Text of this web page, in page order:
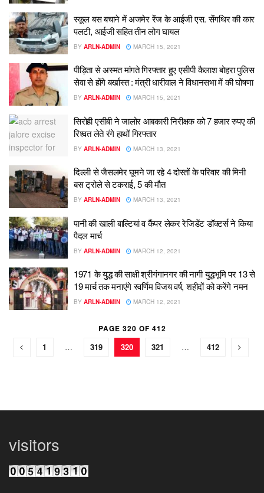
स्कूल बस बचाने में अजमेर रेंज के आईजी एस. सेंगथिर की कार
पलटी, आईजी सहित तीन लोग घायल
BY ARLN-ADMIN MARCH 15, 2021
पीड़िता से अस्मत मांगते गिरफ्तार हुए एसीपी कैलाश बोहरा पुलिस
सेवा से होंगे बर्खास्त : मंत्री धारीवाल ने विधानसभा में की घोषणा
BY ARLN-ADMIN MARCH 15, 2021
सिरोही एसीबी ने जालोर आबकारी निरीक्षक को 7 हजार रुपए की
रिश्वत लेते रंगे हाथों गिरफ्तार
BY ARLN-ADMIN MARCH 13, 2021
दिल्ली से जैसलमेर घूमने जा रहे 4 दोस्तों के परिवार की मिनी
बस ट्रोले से टकराई, 5 की मौत
BY ARLN-ADMIN MARCH 13, 2021
पानी की खाली बाल्टियां व कैंपर लेकर रेजिडेंट डॉक्टर्स ने किया
पैदल मार्च
BY ARLN-ADMIN MARCH 12, 2021
1971 के युद्ध की साक्षी श्रीगंगानगर की नागी युद्धभूमि पर 13 से
19 मार्च तक मनाएंगे स्वर्णिम विजय वर्ष, शहीदों को करेंगे नमन
BY ARLN-ADMIN MARCH 12, 2021
PAGE 320 OF 412
1 … 319 320 321 … 412
visitors